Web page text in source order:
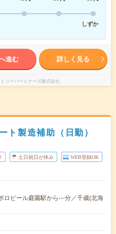
しずか
進む 詳しく見る
リーパートナーズ株式会社
ト製造補助（日勤）
土日祝日が休み WEB登録OK
ロビール庭園駅から---分／千歳(北海